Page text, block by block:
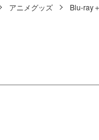
アニメグッズ Blu-ray